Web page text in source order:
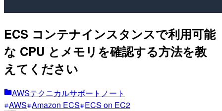
ECS コンテナインスタンスで利用可能
な CPU とメモリを確認する方法を教
えてください
AWSテクニカルサポートノート
AWS Amazon ECS ECS on EC2